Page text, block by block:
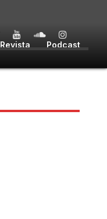
Revista Podcast